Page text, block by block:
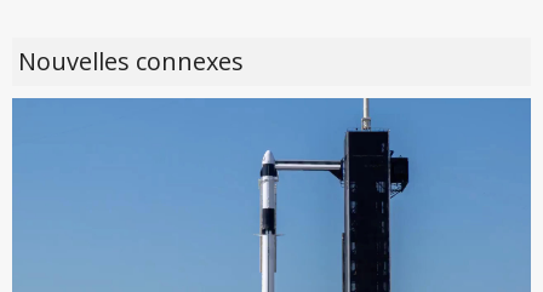
Nouvelles connexes